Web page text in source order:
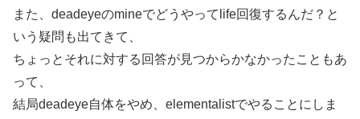
また、deadeyeのmineでどうやってlife回復するんだ？と
いう疑問も出てきて、
ちょっとそれに対する回答が見つからかなかったこともあ
って、
結局deadeye自体をやめ、elementalistでやることにしま